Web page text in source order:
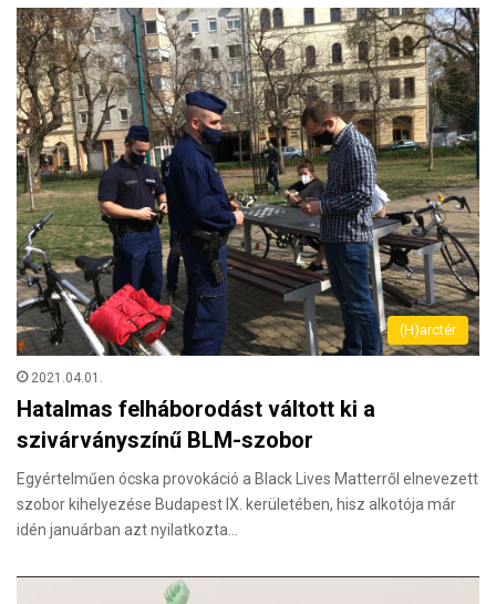
(H)arctér
2021.04.01.
Hatalmas felháborodást váltott ki a
szivárványszínű BLM-szobor
Egyértelműen ócska provokáció a Black Lives Matterről elnevezett
szobor kihelyezése Budapest IX. kerületében, hisz alkotója már
idén januárban azt nyilatkozta…